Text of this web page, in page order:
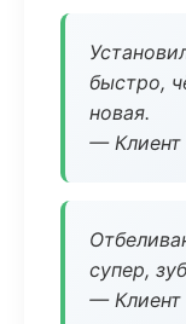
быстро,
новая.
— Клиент
супер,
— Клиент